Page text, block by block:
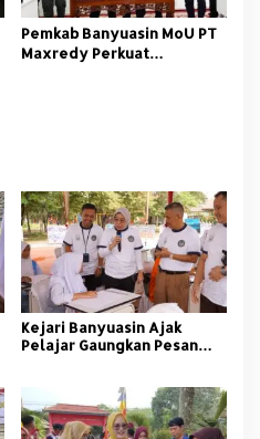
Pemkab Banyuasin MoU PT
Maxredy Perkuat
Kejari Banyuasin Ajak
Pelajar Gaungkan Pesan